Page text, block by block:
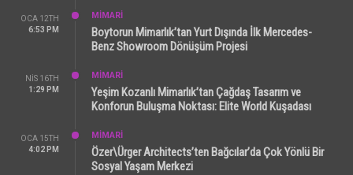
OCA 12TH
6:53 PM
MİMARİ
Boytorun Mimarlık’tan Yurt Dışında İlk Mercedes-
Benz Showroom Dönüşüm Projesi
NIS 16TH
1:29 PM
MİMARİ
Yeşim Kozanlı Mimarlık’tan Çağdaş Tasarım ve
Konforun Buluşma Noktası: Elite World Kuşadası
OCA 15TH
4:02 PM
MİMARİ
Özer\Ürger Architects’ten Bağcılar’da Çok Yönlü Bir
Sosyal Yaşam Merkezi